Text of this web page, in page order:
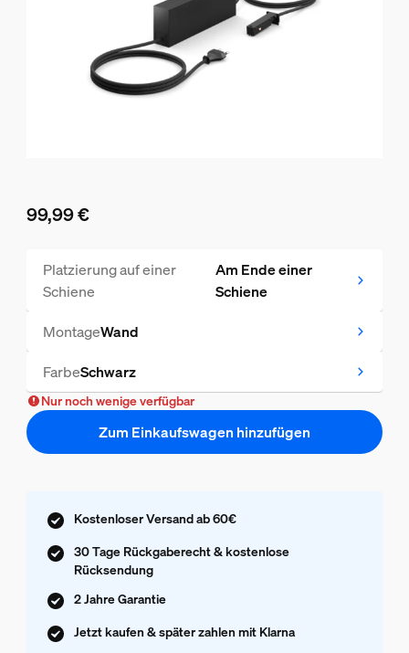
99,99 €
Platzierung auf einer
Schiene
Am Ende einer
Schiene
MontageWand
FarbeSchwarz
Nur noch wenige verfügbar
Zum Einkaufswagen hinzufügen
Kostenloser Versand ab 60€
30 Tage Rückgaberecht & kostenlose
Rücksendung
2 Jahre Garantie
Jetzt kaufen & später zahlen mit Klarna